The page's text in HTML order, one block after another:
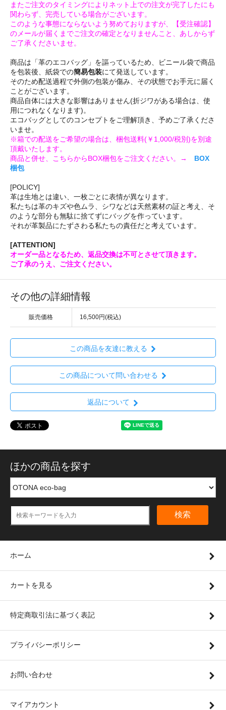
またご注文のタイミングによりネット上での注文が完了したにも
関わらず、完売している場合がございます。
このような事態にならないよう努めておりますが、【受注確認】
のメールが届くまでご注文の確定となりませんこと、あしからず
ご了承くださいませ。
商品は「革のエコバッグ」を謳っているため、ビニール袋で商品
を包装後、紙袋での簡易包装にて発送しています。
そのため配送過程で外側の包装が傷み、その状態でお手元に届く
ことがございます。
商品自体には大きな影響はありません(折ジワがある場合は、使
用につれなくなります)。
エコバッグとしてのコンセプトをご理解頂き、予めご了承くださ
いませ。
※箱での配送をご希望の場合は、梱包送料(￥1,000/税別)を別途
頂戴いたします。
商品と併せ、こちらからBOX梱包をご注文ください。→ BOX
梱包
[POLICY]
革は生地とは違い、一枚ごとに表情が異なります。
私たちは革のキズや色ムラ、シワなどは天然素材の証と考え、そ
のような部分も無駄に捨てずにバッグを作っています。
それが革製品にたずさわる私たちの責任だと考えています。
[ATTENTION]
オーダー品となるため、返品交換は不可とさせて頂きます。
ご了承のうえ、ご注文ください。
その他の詳細情報
販売価格 16,500円(税込)
この商品を友達に教える
この商品について問い合わせる
返品について
ほかの商品を探す
検索
ホーム
カートを見る
特定商取引法に基づく表記
プライバシーポリシー
お問い合わせ
マイアカウント